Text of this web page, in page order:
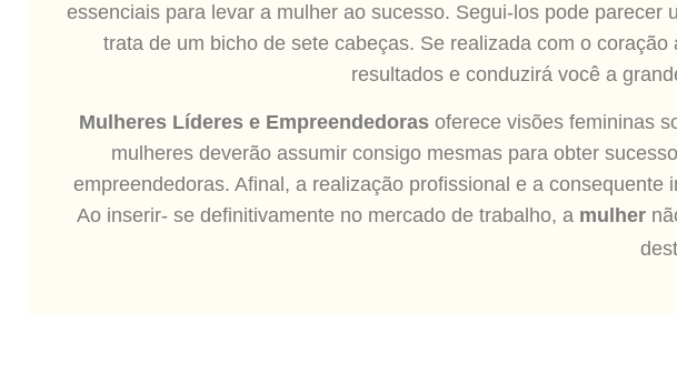
essenciais para levar a mulher ao sucesso. Segui-los pode
trata de um bicho de sete cabeças. Se realizada com o
resultados e conduzirá você a
Mulheres Líderes e Empreendedorasoferece visões femininas
mulheres deverão assumir consigo mesmas para obter
empreendedoras. Afinal, a realização profissional e a
Ao inserir- se definitivamente no mercado de trabalho, a mulher